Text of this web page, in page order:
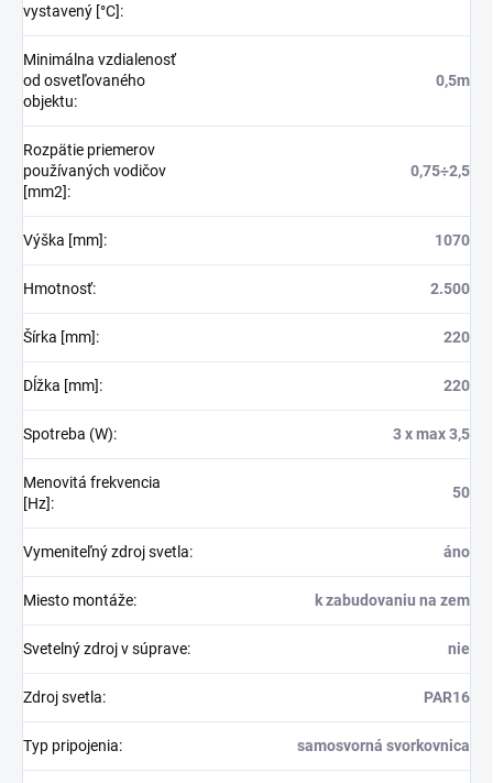
vystavený [°C]:
Minimálna vzdialenosť
od osvetľovaného
objektu:
0,5m
Rozpätie priemerov
používaných vodičov
[mm2]:
0,75÷2,5
Výška [mm]: 1070
Hmotnosť: 2.500
Šírka [mm]: 220
Dĺžka [mm]: 220
Spotreba (W): 3 x max 3,5
Menovitá frekvencia
[Hz]:
50
Vymeniteľný zdroj svetla: áno
Miesto montáže: k zabudovaniu na zem
Svetelný zdroj v súprave: nie
Zdroj svetla: PAR16
Typ pripojenia: samosvorná svorkovnica